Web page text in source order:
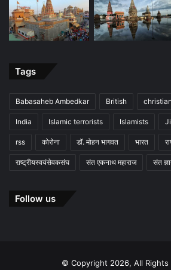
Tags
Babasaheb Ambedkar British
India Islamic terrorists Islamists
rss कोरोना डॉ. मोहन भागवत भारत
राष्ट्रीयस्वयंसेवकसंघ संत एकनाथ महाराज संत
Follow us
© Copyright 2026, All Rights